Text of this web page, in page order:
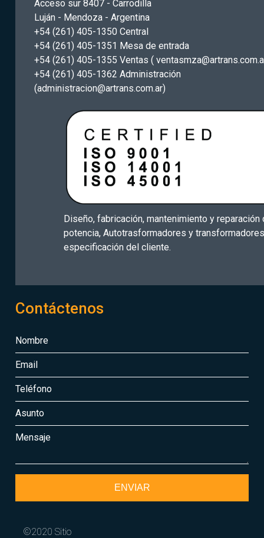
Acceso sur 8407 - Carrodilla
Luján - Mendoza - Argentina
+54 (261) 405-1350 Central
+54 (261) 405-1351 Mesa de entrada
+54 (261) 405-1355 Ventas (
+54 (261) 405-1362 Administración
(administracion@artrans.com.ar)
Diseño, fabricación, mantenimiento y
potencia, Autotrasformadores y
especificación del cliente.
Contáctenos
ENVIAR
©2020 Sitio